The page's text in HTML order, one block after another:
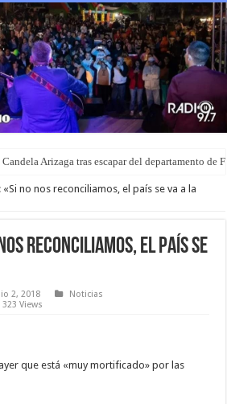
Arizaga tras escapar del departamento de
robada en Lehmann y una moto sustraída en
«Si no nos reconciliamos, el país se va a la
reconciliamos, el país se
2, 2018
Noticias
323 Views
que está «muy mortificado» por las